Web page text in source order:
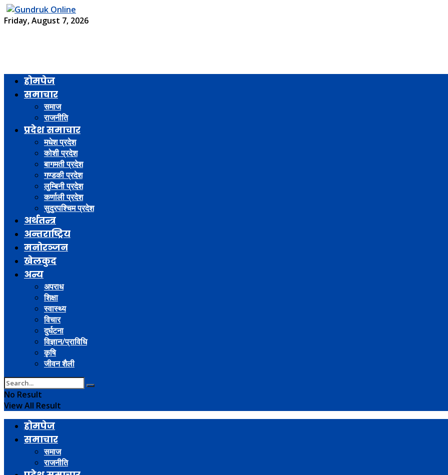
Friday, August 7, 2026
होमपेज
समाचार
समाज
राजनीति
प्रदेश समाचार
मधेश प्रदेश
कोशी प्रदेश
बागमती प्रदेश
गण्डकी प्रदेश
लुम्बिनी प्रदेश
कर्णाली प्रदेश
सुदुरपश्चिम प्रदेश
अर्थतन्त्र
अन्तराष्ट्रिय
मनोरञ्जन
खेलकुद
अन्य
अपराध
शिक्षा
स्वास्थ्य
विचार
दुर्घटना
विज्ञान/प्राविधि
कृषि
जीवन शैली
No Result
View All Result
होमपेज
समाचार
समाज
राजनीति